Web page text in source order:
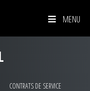
MENU
CONTRATS DE SERVICE